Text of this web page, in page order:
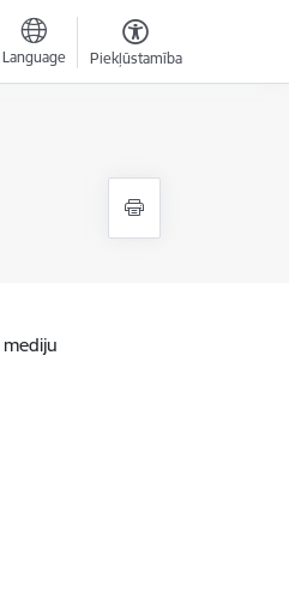
Language Piekļūstamība